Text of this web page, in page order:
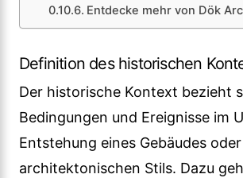
Entdecke mehr von Dök
Definition des historischen
Der historische Kontext bezieht
Bedingungen und Ereignisse im
Entstehung eines Gebäudes
architektonischen Stils. Dazu